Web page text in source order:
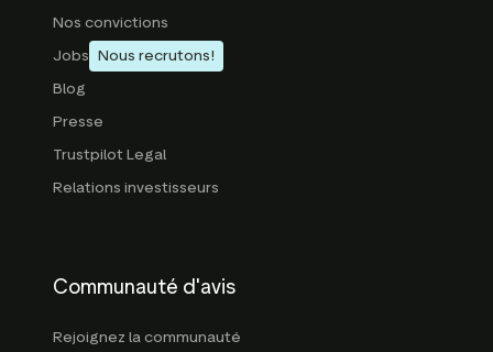
Nos convictions
Jobs Nous recrutons!
Blog
Presse
Trustpilot Legal
Relations investisseurs
Communauté d'avis
Rejoignez la communauté